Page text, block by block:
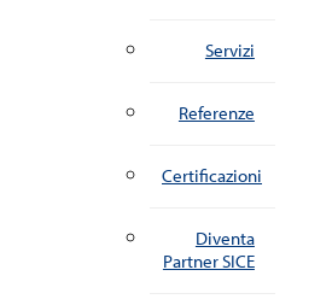
Servizi
Referenze
Certificazioni
Diventa
Partner SICE